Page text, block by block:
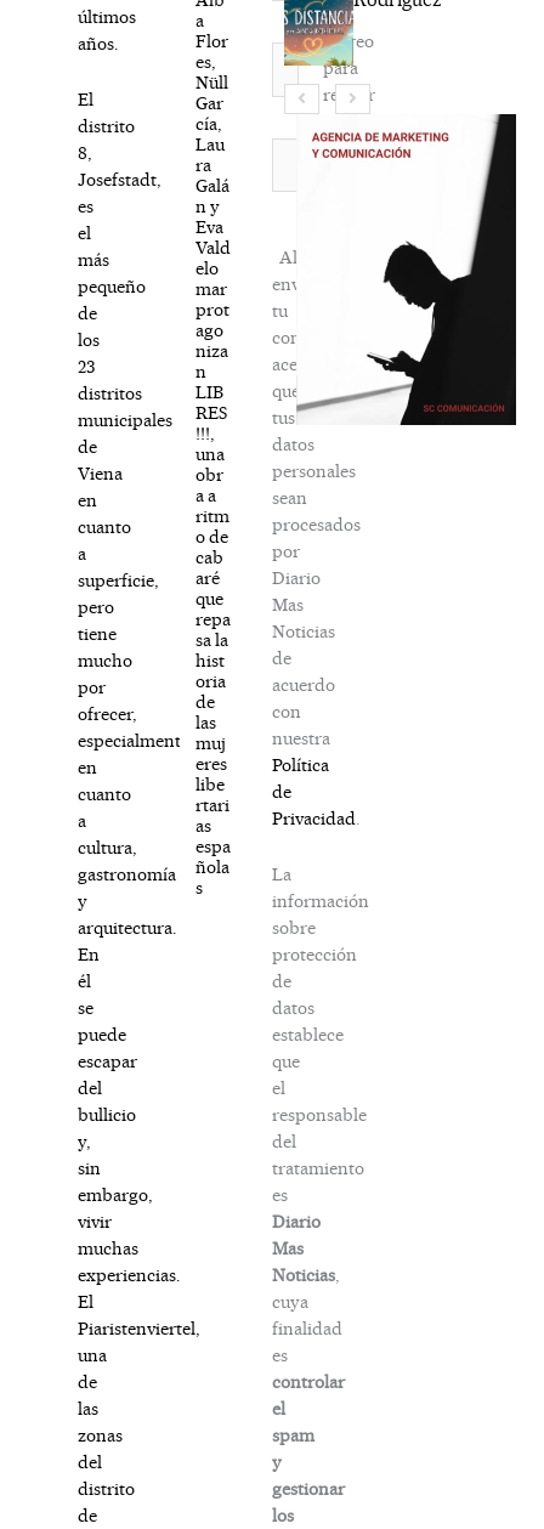
últimos
años.
El
distrito
8,
Josefstadt,
es
el
más
pequeño
de
los
23
distritos
municipales
de
Viena
en
cuanto
a
superficie,
pero
tiene
mucho
por
ofrecer,
especialmente
en
cuanto
a
cultura,
gastronomía
y
arquitectura.
En
él
se
puede
escapar
del
bullicio
y,
sin
embargo,
vivir
muchas
experiencias.
El
Piaristenviertel,
una
de
las
zonas
del
distrito
de
a
Flor
es,
Nüll
Gar
cía,
Lau
ra
Galá
n y
Eva
Vald
elo
mar
prot
ago
niza
n
LIB
RES
!!!,
una
obr
a a
ritm
o de
cab
aré
que
repa
sa la
hist
oria
de
las
muj
eres
libe
rtari
as
espa
ñola
s
Correo
electrónico*
mi
correo
para
recibir
la
newsletter
Al
enviar
tu
comentario,
aceptas
que
tus
datos
personales
sean
procesados
por
Diario
Mas
Noticias
de
acuerdo
con
nuestra
Política
de
Privacidad
La
información
sobre
protección
de
datos
establece
que
el
responsable
del
tratamiento
es
Diario
Mas
Noticias,
cuya
finalidad
es
controlar
el
spam
y
gestionar
los